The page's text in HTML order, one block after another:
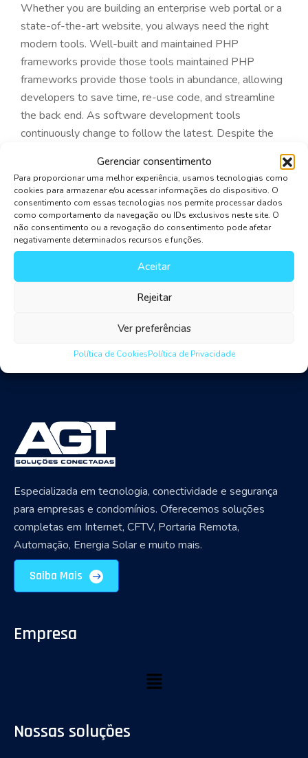
Gerenciar consentimento
Para proporcionar uma melhor experiência, usamos tecnologias como
cookies para armazenar e/ou acessar informações do dispositivo. O
consentimento com essas tecnologias nos permite processar dados
como comportamento da navegação ou IDs exclusivos neste site. O
não consentimento ou a revogação do consentimento pode afetar
negativamente determinados recursos e funções.
Aceitar
Rejeitar
Ver preferências
Política de CookiesPolítica de Privacidade
Whether you are building an enterprise web portal or a
state-of-the-art website, you always need the right
modern tools. Well-built and maintained PHP
frameworks provide those tools maintained PHP
frameworks provide those tools in abundance, allowing
developers to save time, re-use code, and streamline
the back end. As software development tools
continuously change to follow the latest. Despite the
economic challenges, the banking industry is gradually
adopting what the latest technologies have to offer.
From cloud technology to cyber risk management to
machine learning in investment banking, join us as we
explore the banking industry trends for 2019 and
Especializada em tecnologia, conectividade e segurança
para empresas e condomínios. Oferecemos soluções
completas em Internet, CFTV, Portaria Remota,
Automação, Energia Solar e muito mais.
Saiba Mais
Empresa
Nossas soluções